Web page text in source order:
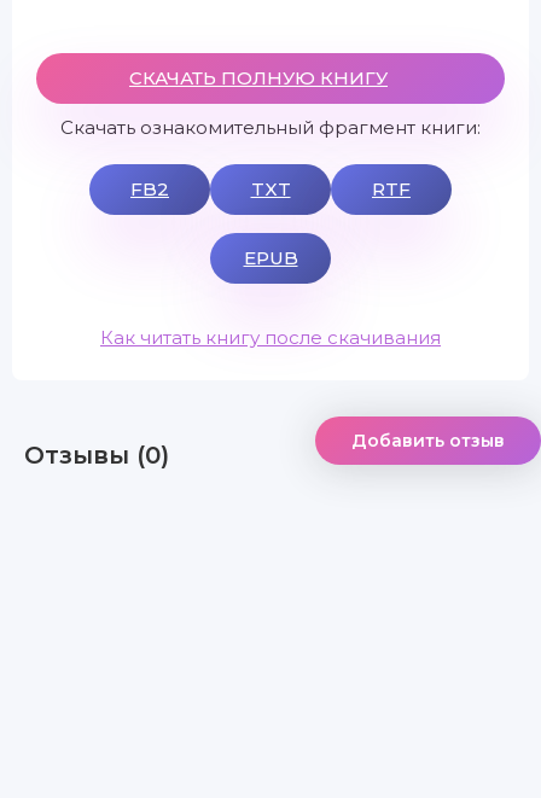
СКАЧАТЬ ПОЛНУЮ КНИГУ
Скачать ознакомительный фрагмент книги:
FB2 TXT RTF
EPUB
Как читать книгу после скачивания
Отзывы (0) Добавить отзыв